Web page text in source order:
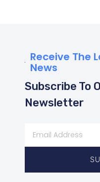
Receive The
News
Subscribe To
Newsletter